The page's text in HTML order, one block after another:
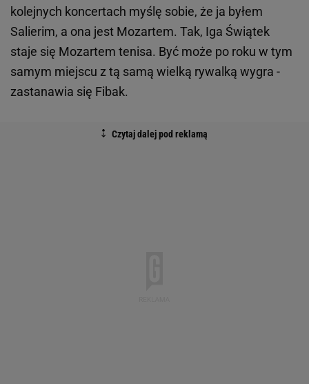
kolejnych koncertach myślę sobie, że ja byłem
Salierim, a ona jest Mozartem. Tak, Iga Świątek
staje się Mozartem tenisa. Być może po roku w tym
samym miejscu z tą samą wielką rywalką wygra -
zastanawia się Fibak.